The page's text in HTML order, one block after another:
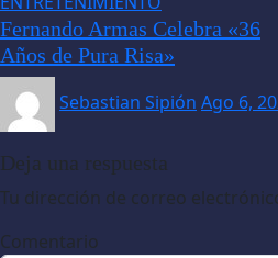
Fernando Armas Celebra «36
Años de Pura Risa»
Sebastian Sipión Ago 6,
Deja una respuesta
Tu dirección de correo
Comentario